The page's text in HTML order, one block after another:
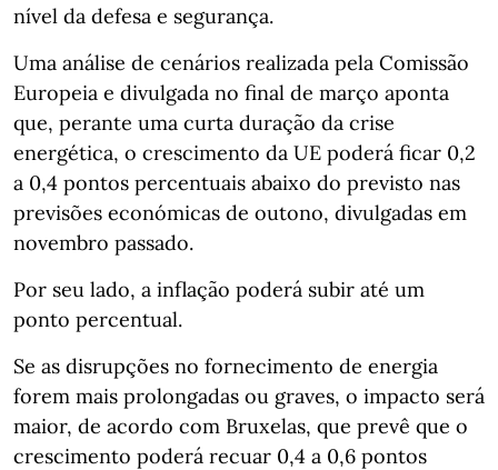
nível da defesa e segurança.
Uma análise de cenários realizada pela Comissão
Europeia e divulgada no final de março aponta
que, perante uma curta duração da crise
energética, o crescimento da UE poderá ficar 0,2
a 0,4 pontos percentuais abaixo do previsto nas
previsões económicas de outono, divulgadas em
novembro passado.
Por seu lado, a inflação poderá subir até um
ponto percentual.
Se as disrupções no fornecimento de energia
forem mais prolongadas ou graves, o impacto será
maior, de acordo com Bruxelas, que prevê que o
crescimento poderá recuar 0,4 a 0,6 pontos